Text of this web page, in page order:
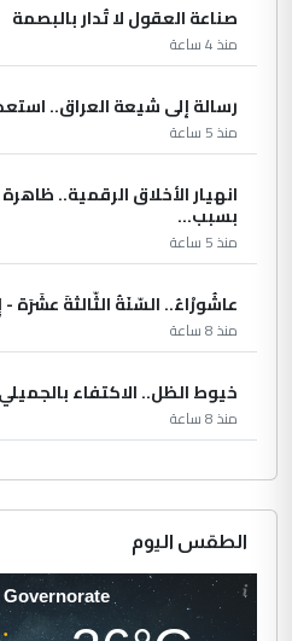
صناعة العقول لا تُدار بالبصمة
منذ 4 ساعة
رسالة إلى شيعة العراق..
منذ 5 ساعة
انهيار الأخلاق الرقمية..
بسبب...
منذ 5 ساعة
عاشُورْاءُ.. السّنَةُ الثّالثةَ
منذ 8 ساعة
خيوط الظل.. الاكتفاء بالجميلي
منذ 8 ساعة
الطقس اليوم
Governorate